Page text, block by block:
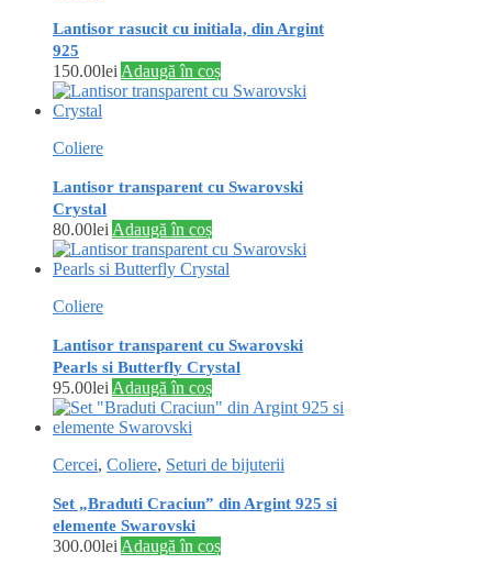
Lantisor rasucit cu initiala, din Argint
925
150.00lei Adaugă în coș
Coliere
Lantisor transparent cu Swarovski
Crystal
80.00lei Adaugă în coș
Coliere
Lantisor transparent cu Swarovski
Pearls si Butterfly Crystal
95.00lei Adaugă în coș
Cercei, Coliere, Seturi de bijuterii
Set „Braduti Craciun” din Argint 925 si
elemente Swarovski
300.00lei Adaugă în coș